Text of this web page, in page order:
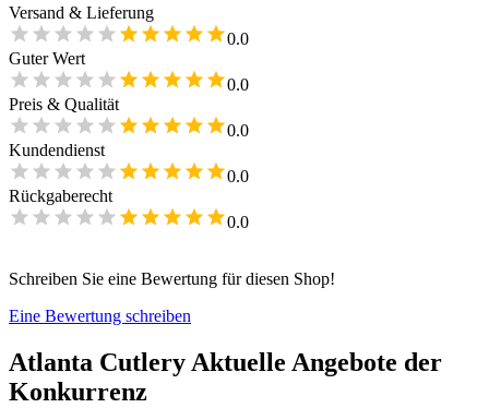
Versand & Lieferung
0.0
Guter Wert
0.0
Preis & Qualität
0.0
Kundendienst
0.0
Rückgaberecht
0.0
Schreiben Sie eine Bewertung für diesen Shop!
Eine Bewertung schreiben
Atlanta Cutlery Aktuelle Angebote der
Konkurrenz